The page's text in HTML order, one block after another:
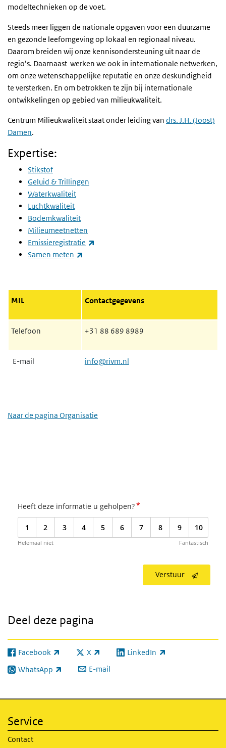
modeltechnieken op de voet.
Steeds meer liggen de nationale opgaven voor een duurzame
en gezonde leefomgeving op lokaal en regionaal niveau.
Daarom breiden wij onze kennisondersteuning uit naar de
regio’s. Daarnaast werken we ook in internationale netwerken,
om onze wetenschappelijke reputatie en onze deskundigheid
te versterken. En om betrokken te zijn bij internationale
ontwikkelingen op gebied van milieukwaliteit.
Centrum Milieukwaliteit staat onder leiding van drs. J.H. (Joost)
Damen.
Expertise:
Stikstof
Geluid & Trillingen
Waterkwaliteit
Luchtkwaliteit
Bodemkwaliteit
Milieumeetnetten
Emissieregistratie
Samen meten
MIL Contactgegevens
Telefoon +31 88 689 8989
E-mail info@rivm.nl
Naar de pagina Organisatie
Heeft deze informatie u geholpen?*
1 2 3 4 5 6 7 8 9 10
Helemaal niet Fantastisch
Verstuur
Deel deze pagina
Facebook
(externe link) X
(externe link) LinkedIn
(externe link)
WhatsApp
(externe link) E-mail
Service
Contact